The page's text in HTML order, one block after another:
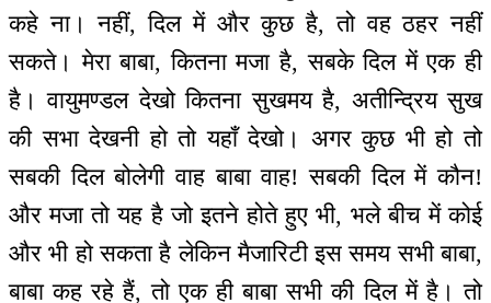
कहे ना। नहीं, दिल में और कुछ है, तो वह ठहर नहीं
सकते। मेरा बाबा, कितना मजा है, सबके दिल में एक ही
है। वायुमण्डल देखो कितना सुखमय है, अतीन्द्रिय सुख
की सभा देखनी हो तो यहाँ देखो। अगर कुछ भी हो तो
सबकी दिल बोलेगी वाह बाबा वाह! सबकी दिल में कौन!
और मजा तो यह है जो इतने होते हुए भी, भले बीच में कोई
और भी हो सकता है लेकिन मैजारिटी इस समय सभी बाबा,
बाबा कह रहे हैं, तो एक ही बाबा सभी की दिल में है। तो